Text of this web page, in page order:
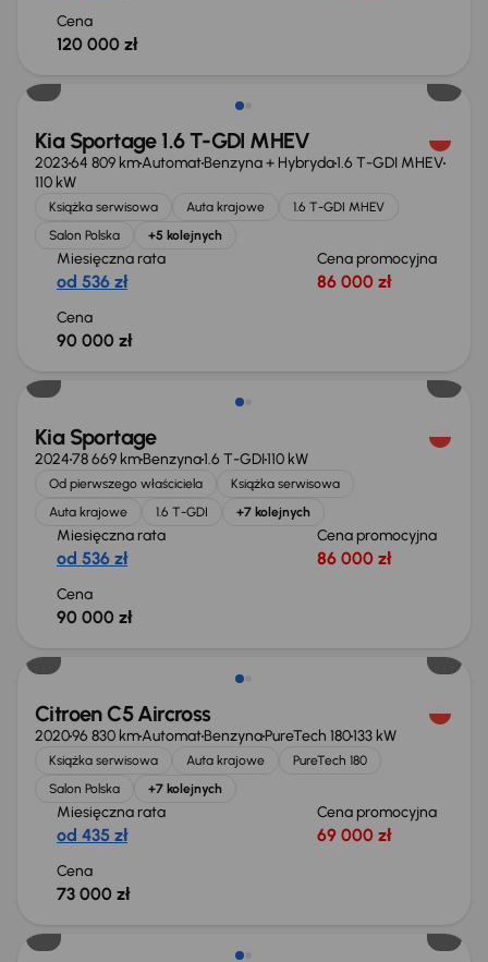
Cena
120 000 zł
Kia Sportage 1.6 T-GDI MHEV
202364 809 kmAutomatBenzyna + Hybryda1.6 T-GDI MHEV
110 kW
Książka serwisowa Auta krajowe
1.6 T-GDI MHEV
Salon Polska
+5 kolejnych
Miesięczna rata
od 536 zł
Cena promocyjna
86 000 zł
Cena
90 000 zł
Kia Sportage
202478 669 kmBenzyna1.6 T-GDI110 kW
Od pierwszego właściciela
Książka serwisowa
Auta krajowe
1.6 T-GDI +7 kolejnych
Miesięczna rata
od 536 zł
Cena promocyjna
86 000 zł
Cena
90 000 zł
Citroen C5 Aircross
202096 830 kmAutomatBenzynaPureTech 180133 kW
Książka serwisowa Auta krajowe
PureTech 180
Salon Polska
+7 kolejnych
Miesięczna rata
od 435 zł
Cena promocyjna
69 000 zł
Cena
73 000 zł